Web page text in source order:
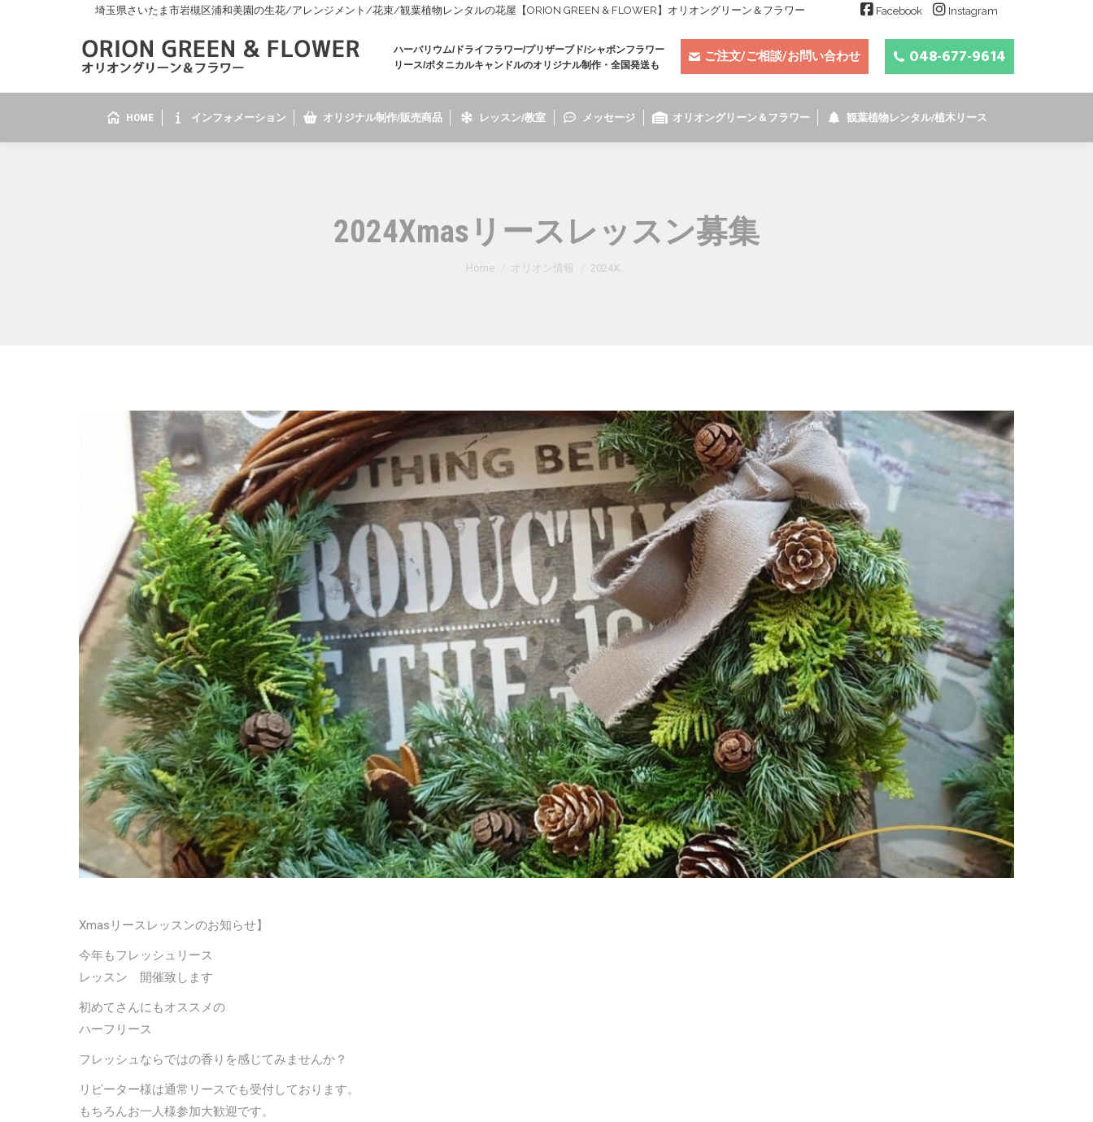
埼玉県さいたま市岩槻区浦和美園の生花/アレンジメント/花束/観葉植物レンタルの花屋【ORION GREEN & FLOWER】オリオングリーン＆フラワー Facebook Instagram
ハーバリウム/ドライフラワー/プリザーブド/シャボンフラワー
リース/ボタニカルキャンドルのオリジナル制作・全国発送も
ご注文/ご相談/お問い合わせ 048-677-9614
HOME インフォメーション オリジナル制作/販売商品 レッスン/教室 メッセージ オリオングリーン＆フラワー 観葉植物レンタル/植木リース
2024Xmasリースレッスン募集
You are here:
Home オリオン情報 2024X…
Xmasリースレッスンのお知らせ】
今年もフレッシュリース
レッスン 開催致します
初めてさんにもオススメの
ハーフリース
フレッシュならではの香りを感じてみませんか？
リピーター様は通常リースでも受付しております。
もちろんお一人様参加大歓迎です。